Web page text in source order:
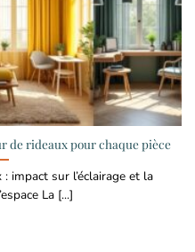
de rideaux pour chaque pièce
impact sur l’éclairage et la
La [...]